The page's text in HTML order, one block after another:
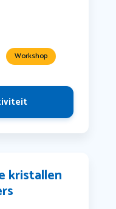
Workshop
kristallen